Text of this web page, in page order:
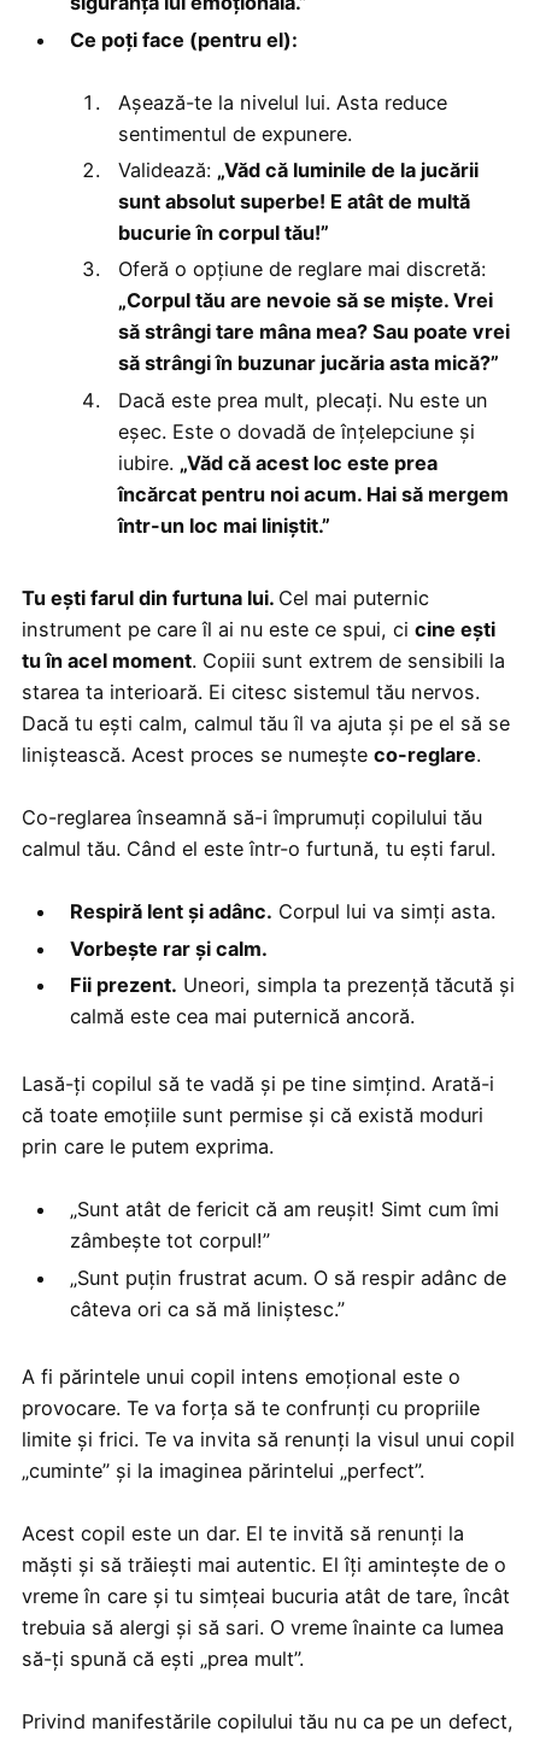
Ce poți face (pentru el):
Așează-te la nivelul lui. Asta reduce
sentimentul de expunere.
Validează: „Văd că luminile de la jucării
sunt absolut superbe! E atât de multă
bucurie în corpul tău!”
Oferă o opțiune de reglare mai discretă:
„Corpul tău are nevoie să se miște. Vrei
să strângi tare mâna mea? Sau poate vrei
să strângi în buzunar jucăria asta mică?”
Dacă este prea mult, plecați. Nu este un
eșec. Este o dovadă de înțelepciune și
iubire. „Văd că acest loc este prea
încărcat pentru noi acum. Hai să mergem
într-un loc mai liniștit.”
Tu ești farul din furtuna lui. Cel mai puternic
instrument pe care îl ai nu este ce spui, ci cine ești
tu în acel moment. Copiii sunt extrem de sensibili la
starea ta interioară. Ei citesc sistemul tău nervos.
Dacă tu ești calm, calmul tău îl va ajuta și pe el să se
liniștească. Acest proces se numește co-reglare.
Co-reglarea înseamnă să-i împrumuți copilului tău
calmul tău. Când el este într-o furtună, tu ești farul.
Respiră lent și adânc. Corpul lui va simți asta.
Vorbește rar și calm.
Fii prezent. Uneori, simpla ta prezență tăcută și
calmă este cea mai puternică ancoră.
Lasă-ți copilul să te vadă și pe tine simțind. Arată-i
că toate emoțiile sunt permise și că există moduri
prin care le putem exprima.
„Sunt atât de fericit că am reușit! Simt cum îmi
zâmbește tot corpul!”
„Sunt puțin frustrat acum. O să respir adânc de
câteva ori ca să mă liniștesc.”
A fi părintele unui copil intens emoțional este o
provocare. Te va forța să te confrunți cu propriile
limite și frici. Te va invita să renunți la visul unui copil
„cuminte” și la imaginea părintelui „perfect”.
Acest copil este un dar. El te invită să renunți la
măști și să trăiești mai autentic. El îți amintește de o
vreme în care și tu simțeai bucuria atât de tare, încât
trebuia să alergi și să sari. O vreme înainte ca lumea
să-ți spună că ești „prea mult”.
Privind manifestările copilului tău nu ca pe un defect,